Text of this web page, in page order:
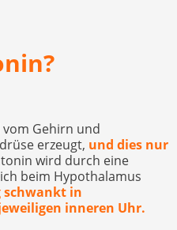
Gehirn und
erzeugt, und dies nur
wird durch eine
beim Hypothalamus
schwankt in
inneren Uhr.